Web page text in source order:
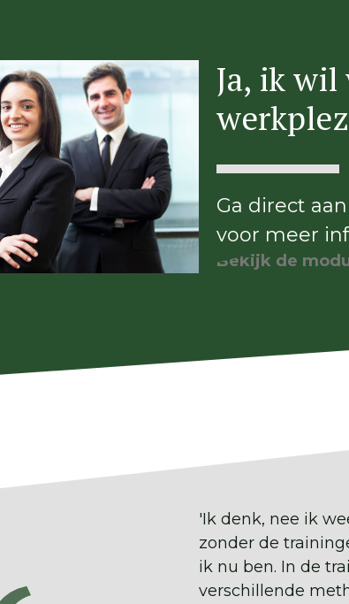
Ja, ik
Ga direct
voor meer
Bekijk de
'Ik denk, nee ik
zonder de
ik nu ben. In de
verschillende